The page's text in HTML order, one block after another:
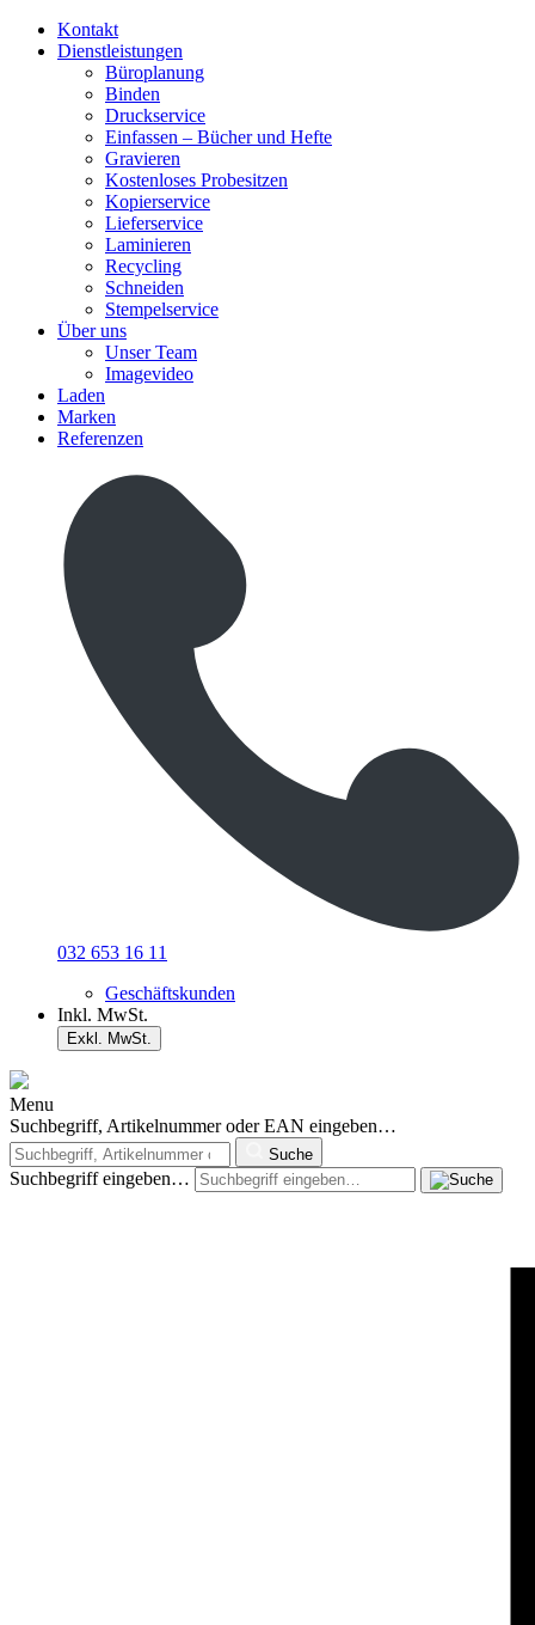
Kontakt
Dienstleistungen
Büroplanung
Binden
Druckservice
Einfassen – Bücher und Hefte
Gravieren
Kostenloses Probesitzen
Kopierservice
Lieferservice
Laminieren
Recycling
Schneiden
Stempelservice
Über uns
Unser Team
Imagevideo
Laden
Marken
Referenzen
032 653 16 11
Geschäftskunden
Inkl. MwSt.
Exkl. MwSt.
Menu
Suchbegriff, Artikelnummer oder EAN eingeben…
Suche
Suchbegriff eingeben…